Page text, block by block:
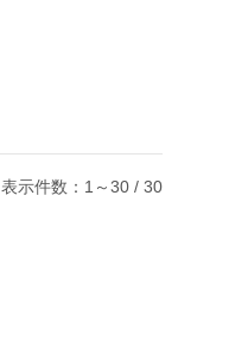
表示件数：1～30 / 30